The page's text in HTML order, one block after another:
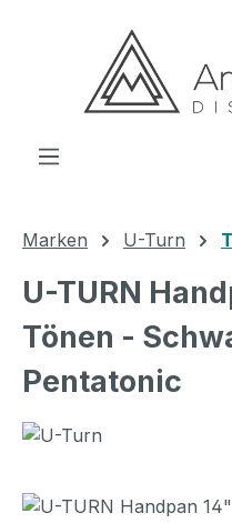
Zum Hauptinhalt springen
Marken U-Turn
U-TURN
Tönen -
Pentatonic
Bildergalerie